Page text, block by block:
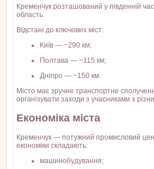
Кременчук розташований у південній
область.
Відстані до ключових міст:
Київ — ~290 км;
Полтава — ~115 км;
Дніпро — ~150 км.
Місто має зручне транспортне
організувати заходи з учасниками з
Економіка міста
Кременчук — потужний промисловий
економіки складають:
машинобудування;